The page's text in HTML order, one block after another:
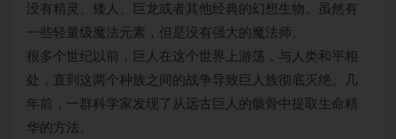
没有精灵、矮人、巨龙或者其他经典的幻想生物。虽然有
一些轻量级魔法元素，但是没有强大的魔法师。
很多个世纪以前，巨人在这个世界上游荡，与人类和平相
处，直到这两个种族之间的战争导致巨人族彻底灭绝。几
年前，一群科学家发现了从远古巨人的骸骨中提取生命精
华的方法。